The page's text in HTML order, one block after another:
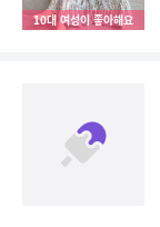
10대 여성이 좋아해요